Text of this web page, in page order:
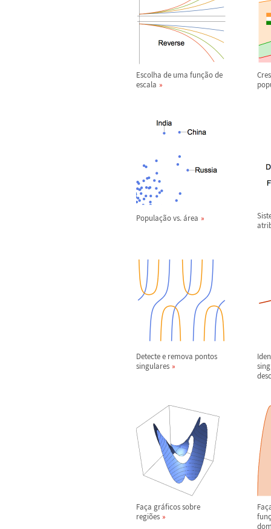
Escolha de uma função de
escala
População vs.área
Detecte e remova pontos
singulares
Faça gráficos sobre
regiões
Faç
funç